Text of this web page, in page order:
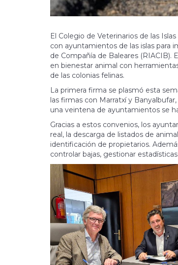
El Colegio de Veterinarios de las
con ayuntamientos de las islas para
de Compañía de Baleares (RIACIB).
en bienestar animal con
de las colonias felinas.
La primera firma se plasmó esta
las firmas con Marratxí y
una veintena de ayuntamientos se
Gracias a estos convenios, los
real, la descarga de listados de
identificación de propietarios.
controlar bajas, gestionar